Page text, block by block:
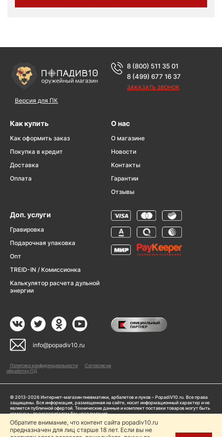
Версия для ПК
8 (800) 511 35 01
8 (499) 677 16 37
ЗАКАЗАТЬ ЗВОНОК
Как купить
Как оформить заказ
Покупка в кредит
Доставка
Оплата
О нас
О магазине
Новости
Контакты
Гарантии
Отзывы
Доп. услуги
Гравировка
Подарочная упаковка
Опт
TREID-IN / Комиссионка
Калькулятор расчета дульной
энергии
info@popadiv10.ru
Политика конфиденциальности
Согласие на
обработку ПД
© 2013-2026 Интернет-магазин пневматики, арбалетов и луков – PopadiV10.ru. Все права
защищены. Вся информация, размещенная на сайте, носит информационный характер и не
является публичной офертой. Технические данные и комплект поставки товаров могут быть
изменены производителем без уведомления
Пользуясь сайтом Popadiv10.ru, пользователь автоматически соглашается с условиями,
прописанными в
Политике конфиденциальности
Обратите внимание, что контент сайта popadiv10.ru
предназначен для лиц старше 18 лет. Если вы не